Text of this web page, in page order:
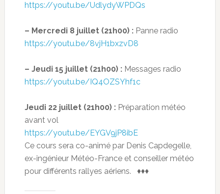
https://youtu.be/UdlydyWPDQs
– ​Mercredi 8 juillet (21h00) :Panne radio
https://youtu.be/8vjH1bxzvD8
– Jeudi 15 juillet (21h00) :Messages radio
https://youtu.be/IQ4OZSYhf1c
Jeudi 22 juillet (21h00) :Préparation météo
avant vol
https://youtu.be/EYGV9jP8ibE
Ce cours sera co-animé par Denis Capdegelle,
ex-ingénieur Météo-France et conseiller météo
pour différents rallyes aériens. ♦♦♦